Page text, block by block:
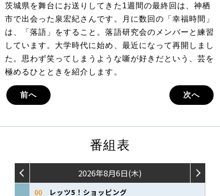
茨城県を舞台にお送りしてきた1週間の最終回は、神栖
市で出会った泉宏紀さんです。月に数回の「幸福時間」
は、「落語」をすること。落語研究会のメンバーと練習
しています。大学時代に始め、最近になって再開しまし
た。思わず笑ってしまうような噺が好きだという、芸を
極めるひとときを紹介します。
前へ 次へ
番組表